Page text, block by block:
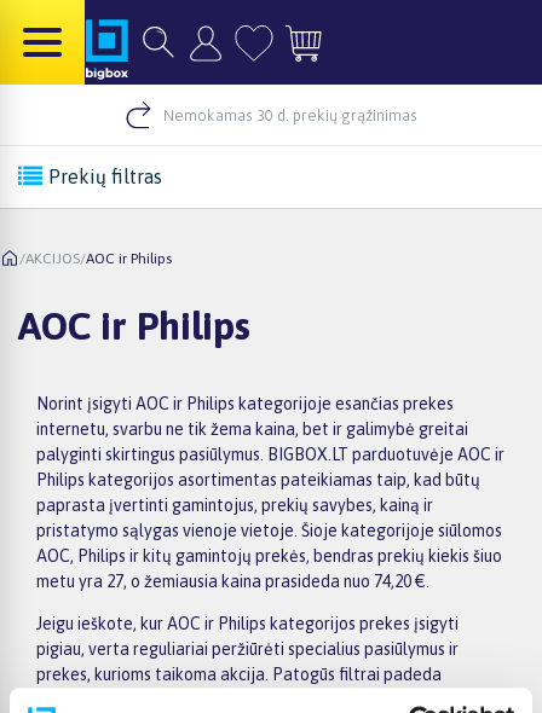
Nemokamas 30 d. prekių grąžinimas
Prekių filtras
/AKCIJOS/AOC ir Philips
AOC ir Philips
Norint įsigyti AOC ir Philips kategorijoje esančias prekes
internetu, svarbu ne tik žema kaina, bet ir galimybė greitai
palyginti skirtingus pasiūlymus. BIGBOX.LT parduotuvėje AOC ir
Philips kategorijos asortimentas pateikiamas taip, kad būtų
paprasta įvertinti gamintojus, prekių savybes, kainą ir
pristatymo sąlygas vienoje vietoje. Šioje kategorijoje siūlomos
AOC, Philips ir kitų gamintojų prekės, bendras prekių kiekis šiuo
metu yra 27, o žemiausia kaina prasideda nuo 74,20 €.
Jeigu ieškote, kur AOC ir Philips kategorijos prekes įsigyti
pigiau, verta reguliariai peržiūrėti specialius pasiūlymus ir
prekes, kurioms taikoma akcija. Patogūs filtrai padeda